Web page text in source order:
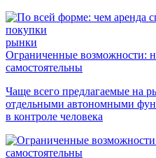
рынки
Ограниченные возможности:
самостоятельны
Чаще всего предлагаемые на
отдельными автономными
в контроле человека